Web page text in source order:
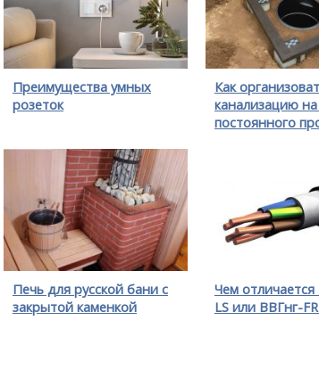
Преимущества умных
розеток
Как
канализацию
постоянного
Печь для русской бани с
закрытой каменкой
Чем
LS или ВВГнг-